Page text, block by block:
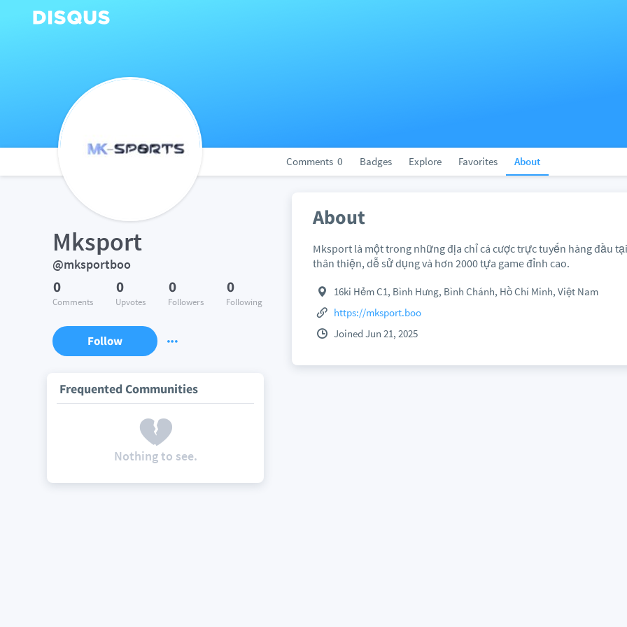
Comments 0 Badges Explore Favorites About
Mksport
@mksportboo
0
Comments
0
Upvotes
0
Followers
0
Following
Follow
Frequented Communities
Nothing to see.
About
Mksport là một trong những địa chỉ cá cược trực tuyến hàng đầu
thân thiện, dễ sử dụng và hơn 2000 tựa game đỉnh cao.
16ki Hẻm C1, Bình Hưng, Bình Chánh, Hồ Chí Minh, Việt Nam
https://mksport.boo
Joined Jun 21, 2025